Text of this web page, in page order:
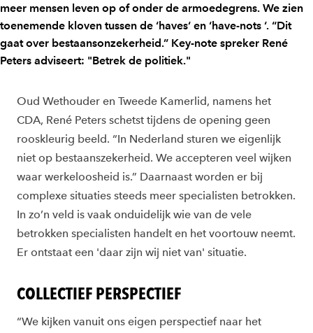
meer mensen leven op of onder de armoedegrens. We zien
toenemende kloven tussen de ‘haves‘ en ‘have-nots ‘. “Dit
gaat over bestaansonzekerheid.” Key-note spreker René
Peters adviseert: "Betrek de politiek."
Oud Wethouder en Tweede Kamerlid, namens het
CDA, René Peters schetst tijdens de opening geen
rooskleurig beeld. “In Nederland sturen we eigenlijk
niet op bestaanszekerheid. We accepteren veel wijken
waar werkeloosheid is.” Daarnaast worden er bij
complexe situaties steeds meer specialisten betrokken.
In zo’n veld is vaak onduidelijk wie van de vele
betrokken specialisten handelt en het voortouw neemt.
Er ontstaat een 'daar zijn wij niet van' situatie.
COLLECTIEF PERSPECTIEF
“We kijken vanuit ons eigen perspectief naar het